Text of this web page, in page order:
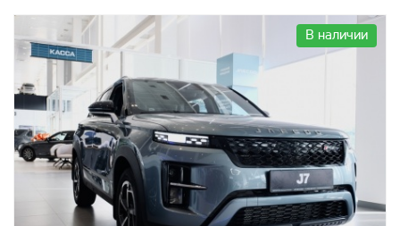
В наличии